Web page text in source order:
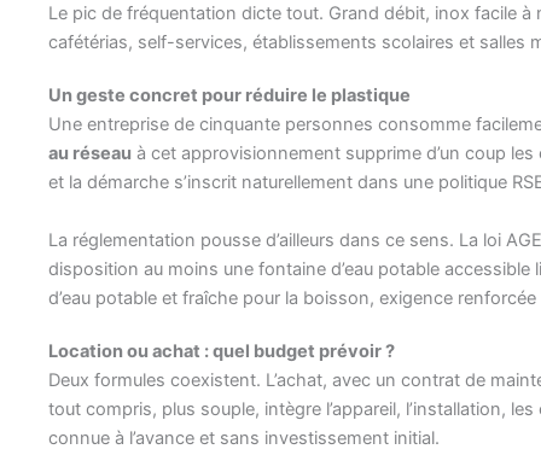
Le pic de fréquentation dicte tout. Grand débit, inox facile
cafétérias, self-services, établissements scolaires et salles
Un geste concret pour réduire le plastique
Une entreprise de cinquante personnes consomme
au réseau à cet approvisionnement supprime d’un coup
et la démarche s’inscrit naturellement dans une politique
La réglementation pousse d’ailleurs dans ce sens. La loi
disposition au moins une fontaine d’eau potable
d’eau potable et fraîche pour la boisson, exigence
Location ou achat : quel budget prévoir ?
Deux formules coexistent. L’achat, avec un contrat de
tout compris, plus souple, intègre l’appareil, l’installation,
connue à l’avance et sans investissement initial.